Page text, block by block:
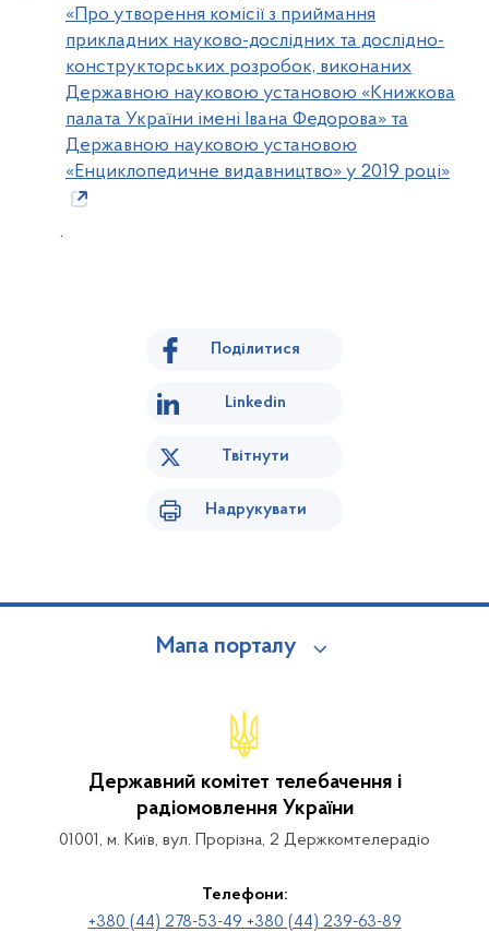
«Про утворення комісії з приймання
прикладних науково-дослідних та дослідно-
конструкторських розробок, виконаних
Державною науковою установою «Книжкова
палата України імені Івана Федорова» та
Державною науковою установою
«Енциклопедичне видавництво» у 2019 році»
.
Поділитися
Linkedin
Твітнути
Надрукувати
Мапа порталу
Державний комітет телебачення і
радіомовлення України
01001, м. Київ, вул. Прорізна, 2 Держкомтелерадіо
Телефони:
+380 (44) 278-53-49 +380 (44) 239-63-89